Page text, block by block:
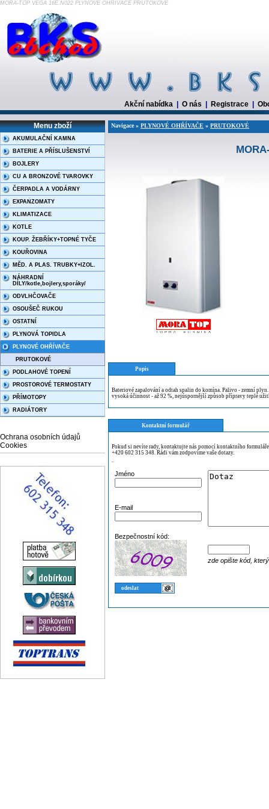
MORA-TOP VEGA 16E.N022 PLYNOVÉ OHŘÍVAČE PRUTOKOVÉ
Akční nabídka O nás Registrace
Menu zboží
AKUMULAČNÍ KAMNA
BATERIE A PŘÍSLUŠENSTVÍ
BOJLERY
CU A BRONZOVÉ TVAROVKY
ČERPADLA A VODÁRNY
EXPANZOMATY
KLIMATIZACE
KOTLE
KOUP. ŽEBŘÍKY+TOPNÉ TYČE
KOUŘOVINA
MĚD. A PLAS. TRUBKY+IZOL.
NÁHRADNÍ
DÍLY/kotle,bojlery,sporáky/
ODVLHČOVAČE
OSOUŠEČ RUKOU
OSTATNÍ
PLYNOVÁ TOPIDLA
PLYNOVÉ OHŘÍVAČE
PRUTOKOVÉ
PODLAHOVÉ TOPENÍ
PROSTOROVÉ TERMOSTATY
PŘÍMOTOPY
RADIÁTORY
Ochrana osobních údajů
Cookies
Navigace » PLYNOVÉ OHŘÍVAČE » PRUTOKOVÉ
Popis
Bateriové zapalování a odtah spalin do komína. Palivo - zemní
vysoká účinnost - až 92 %, nejúspornější způsob přípravy teplé
Kontaktní formulář
Pokud si nevíte rady, kontaktujte nás pomocí kontaktního
+420 602 315 348. Rádi vám zodpovíme vaše dotazy.
¨
Jméno
E-mail
Bezpečnostní kód:
zde opište kód,